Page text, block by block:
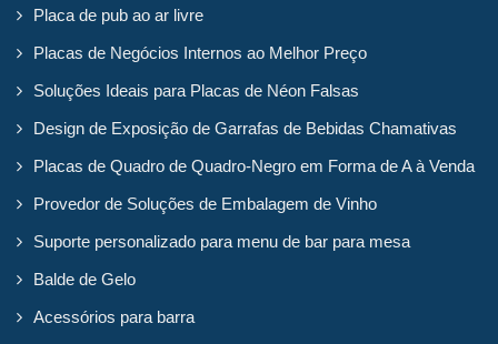
Placa de pub ao ar livre
Placas de Negócios Internos ao Melhor Preço
Soluções Ideais para Placas de Néon Falsas
Design de Exposição de Garrafas de Bebidas Chamativas
Placas de Quadro de Quadro-Negro em Forma de A à Venda
Provedor de Soluções de Embalagem de Vinho
Suporte personalizado para menu de bar para mesa
Balde de Gelo
Acessórios para barra